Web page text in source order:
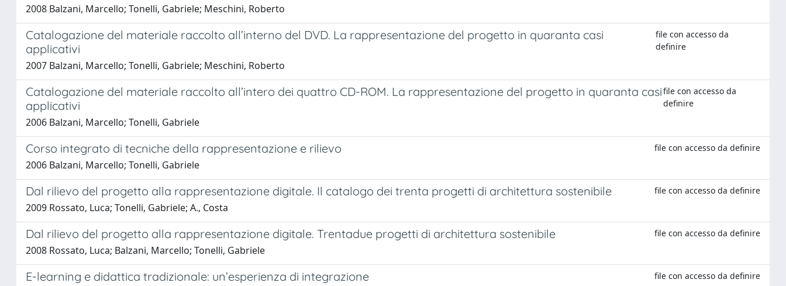
2008 Balzani, Marcello; Tonelli, Gabriele; Meschini, Roberto
Catalogazione del materiale raccolto all’interno del DVD. La rappresentazione del progetto in quaranta casi
applicativi
file con accesso da
definire
2007 Balzani, Marcello; Tonelli, Gabriele; Meschini, Roberto
Catalogazione del materiale raccolto all’intero dei quattro CD-ROM. La rappresentazione del progetto in quaranta casi
applicativi
file con accesso da
definire
2006 Balzani, Marcello; Tonelli, Gabriele
Corso integrato di tecniche della rappresentazione e rilievo file con accesso da definire
2006 Balzani, Marcello; Tonelli, Gabriele
Dal rilievo del progetto alla rappresentazione digitale. Il catalogo dei trenta progetti di architettura sostenibile file con accesso da definire
2009 Rossato, Luca; Tonelli, Gabriele; A., Costa
Dal rilievo del progetto alla rappresentazione digitale. Trentadue progetti di architettura sostenibile file con accesso da definire
2008 Rossato, Luca; Balzani, Marcello; Tonelli, Gabriele
E-learning e didattica tradizionale: un’esperienza di integrazione file con accesso da definire